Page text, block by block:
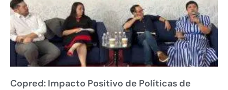
Copred: Impacto Positivo de Políticas de